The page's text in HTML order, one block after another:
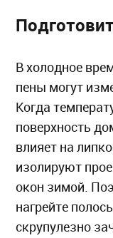
В холодное
пены могут
Когда
поверхность
влияет на
изолируют
окон зимой.
нагрейте
скрупулезно